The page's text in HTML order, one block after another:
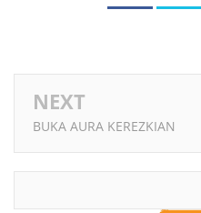
NEXT
BUKA AURA KEREZKIAN